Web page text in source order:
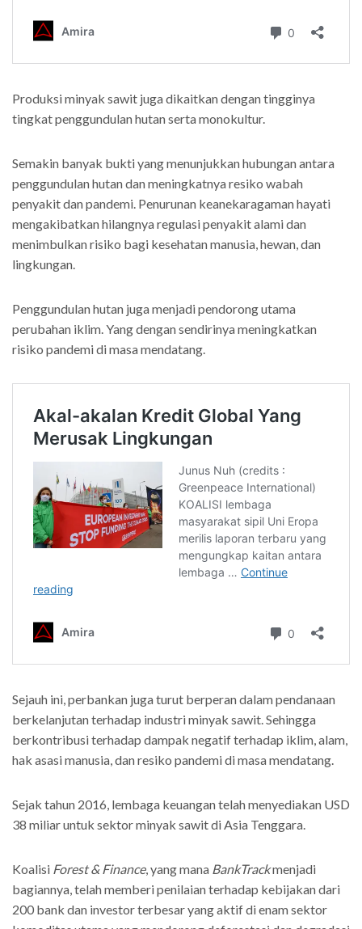
Produksi minyak sawit juga dikaitkan dengan tingginya
tingkat penggundulan hutan serta monokultur.
Semakin banyak bukti yang menunjukkan hubungan antara
penggundulan hutan dan meningkatnya resiko wabah
penyakit dan pandemi. Penurunan keanekaragaman hayati
mengakibatkan hilangnya regulasi penyakit alami dan
menimbulkan risiko bagi kesehatan manusia, hewan, dan
lingkungan.
Penggundulan hutan juga menjadi pendorong utama
perubahan iklim. Yang dengan sendirinya meningkatkan
risiko pandemi di masa mendatang.
Sejauh ini, perbankan juga turut berperan dalam pendanaan
berkelanjutan terhadap industri minyak sawit. Sehingga
berkontribusi terhadap dampak negatif terhadap iklim, alam,
hak asasi manusia, dan resiko pandemi di masa mendatang.
Sejak tahun 2016, lembaga keuangan telah menyediakan USD
38 miliar untuk sektor minyak sawit di Asia Tenggara.
Koalisi Forest & Finance, yang mana BankTrackmenjadi
bagiannya, telah memberi penilaian terhadap kebijakan dari
200 bank dan investor terbesar yang aktif di enam sektor